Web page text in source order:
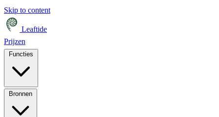
Skip to content
Leaftide
Prijzen